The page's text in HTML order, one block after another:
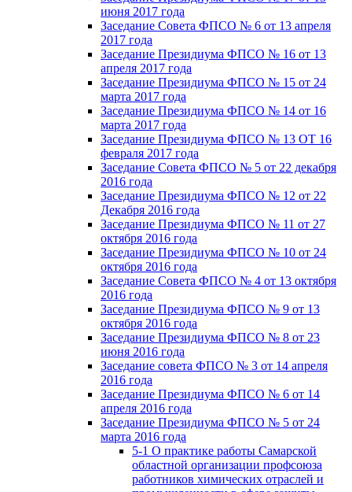
июня 2017 года
Заседание Совета ФПСО № 6 от 13 апреля
2017 года
Заседание Президиума ФПСО № 16 от 13
апреля 2017 года
Заседание Президиума ФПСО № 15 от 24
марта 2017 года
Заседание Президиума ФПСО № 14 от 16
марта 2017 года
Заседание Президиума ФПСО № 13 ОТ 16
февраля 2017 года
Заседание Совета ФПСО № 5 от 22 декабря
2016 года
Заседание Президиума ФПСО № 12 от 22
Декабря 2016 года
Заседание Президиума ФПСО № 11 от 27
октября 2016 года
Заседание Президиума ФПСО № 10 от 24
октября 2016 года
Заседание Совета ФПСО № 4 от 13 октября
2016 года
Заседание Президиума ФПСО № 9 от 13
октября 2016 года
Заседание Президиума ФПСО № 8 от 23
июня 2016 года
Заседание совета ФПСО № 3 от 14 апреля
2016 года
Заседание Президиума ФПСО № 6 от 14
апреля 2016 года
Заседание Президиума ФПСО № 5 от 24
марта 2016 года
5-1 О практике работы Самарской
областной организации профсоюза
работников химических отраслей и